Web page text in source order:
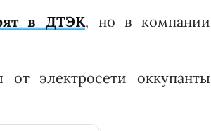
в ДТЭК, но в компании
электросети оккупанты